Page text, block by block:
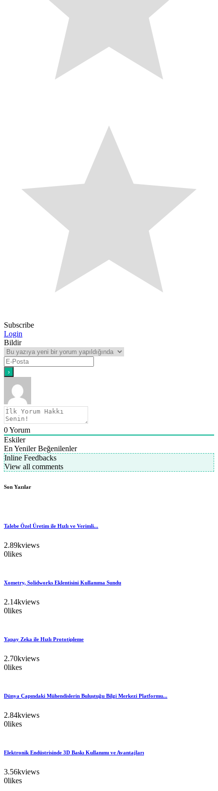
Subscribe
Login
Bildir
0Yorum
Eskiler
En Yeniler Beğenilenler
Inline Feedbacks
View all comments
Son Yazılar
Talebe Özel Üretim ile Hızlı ve Verimli...
2.89kviews
0likes
Xometry, Solidworks Eklentisini Kullanıma Sundu
2.14kviews
0likes
Yapay Zeka ile Hızlı Prototipleme
2.70kviews
0likes
Dünya Çapındaki Mühendislerin Buluştuğu Bilgi Merkezi Platformu...
2.84kviews
0likes
Elektronik Endüstrisinde 3D Baskı Kullanımı ve Avantajları
3.56kviews
0likes